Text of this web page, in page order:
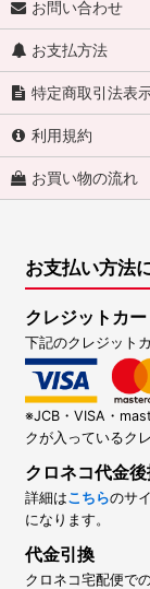
お問い合わせ
お支払方法
特定商取引法表
利用規約
お買い物の流れ
お支払い方法
クレジットカー
下記のクレジット
※JCB・VISA・
クが入っているク
クロネコ代金
詳細はこちらのサ
になります。
代金引換
クロネコ宅配便で